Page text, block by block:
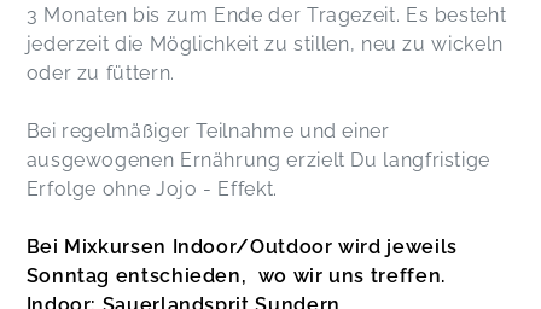
Der Kurs hat mir gut gefallen! Es wurden
kurzfristig Übungen angepasst oder die
zb. mal kurz auf dem Arm waren. Sehr flexibel.
Lisa,May 02
Corinna,Mar 02
3 Monaten bis zum Ende der Tragezeit. Es besteht
jederzeit die Möglichkeit zu stillen, neu zu wickeln
oder zu füttern.
Bei regelmäßiger Teilnahme und einer
ausgewogenen Ernährung erzielt Du langfristige
Erfolge ohne Jojo - Effekt.
Bei Mixkursen Indoor/Outdoor wird jeweils
Sonntag entschieden, wo wir uns treffen.